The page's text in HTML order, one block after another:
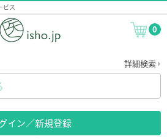
ビス
0
詳細検索
イン／新規登録